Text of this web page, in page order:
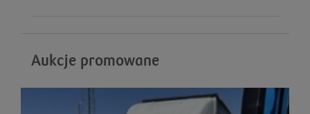
Aukcje promowane